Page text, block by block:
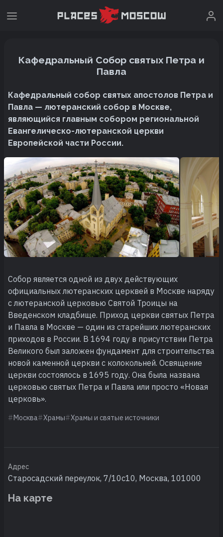
Кафедральный Собор святых Петра и
Павла
Кафедральный собор святых апостолов Петра и
Павла — лютеранский собор в Москве,
являющийся главным собором региональной
Евангелическо-лютеранской церкви
Европейской части России.
Собор является одной из двух действующих
официальных лютеранских церквей в Москве наряду
с лютеранской церковью Святой Троицы на
Введенском кладбище. Приход церкви святых Петра
и Павла в Москве — один из старейших лютеранских
приходов в России. В 1694 году в присутствии Петра
Великого был заложен фундамент для строительства
новой каменной церкви с колокольней. Освящение
церкви состоялось в 1695 году. Она была названа
церковью святых Петра и Павла или просто «Новая
церковь».
Москва Храмы Храмы и святые источники
Адрес
Старосадский переулок, 7/10с10, Москва, 101000
На карте